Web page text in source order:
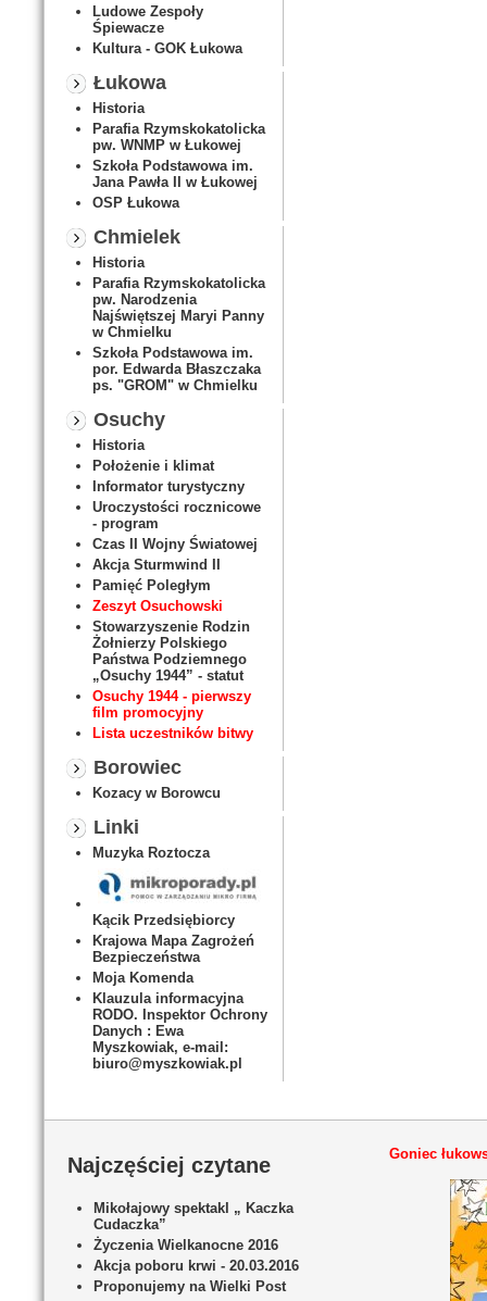
Ludowe Zespoły
Śpiewacze
Kultura - GOK Łukowa
Łukowa
Historia
Parafia Rzymskokatolicka
pw. WNMP w Łukowej
Szkoła Podstawowa im.
Jana Pawła II w Łukowej
OSP Łukowa
Chmielek
Historia
Parafia Rzymskokatolicka
pw. Narodzenia
Najświętszej Maryi Panny
w Chmielku
Szkoła Podstawowa im.
por. Edwarda Błaszczaka
ps. "GROM" w Chmielku
Osuchy
Historia
Położenie i klimat
Informator turystyczny
Uroczystości rocznicowe
- program
Czas II Wojny Światowej
Akcja Sturmwind II
Pamięć Poległym
Zeszyt Osuchowski
Stowarzyszenie Rodzin
Żołnierzy Polskiego
Państwa Podziemnego
„Osuchy 1944” - statut
Osuchy 1944 - pierwszy
film promocyjny
Lista uczestników bitwy
Borowiec
Kozacy w Borowcu
Linki
Muzyka Roztocza
Kącik Przedsiębiorcy
Krajowa Mapa Zagrożeń
Bezpieczeństwa
Moja Komenda
Klauzula informacyjna
RODO. Inspektor Ochrony
Danych : Ewa
Myszkowiak, e-mail:
biuro@myszkowiak.pl
Najczęściej czytane
Mikołajowy spektakl „ Kaczka
Cudaczka”
Życzenia Wielkanocne 2016
Akcja poboru krwi - 20.03.2016
Proponujemy na Wielki Post
Goniec